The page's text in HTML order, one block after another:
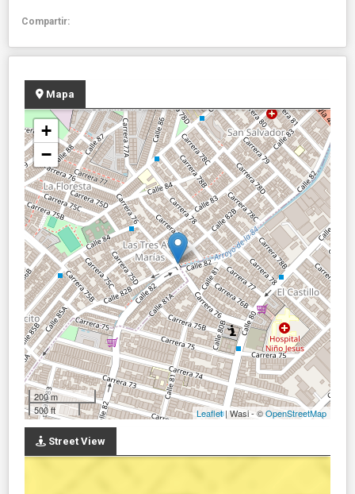
Compartir:
Mapa
+
−
200 m
500 ft
Leaflet| Wasi - ©OpenStreetMap
Street View